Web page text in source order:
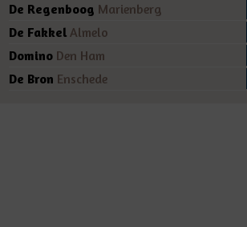
De Regenboog Marienberg
De Fakkel Almelo
Domino Den Ham
De Bron Enschede